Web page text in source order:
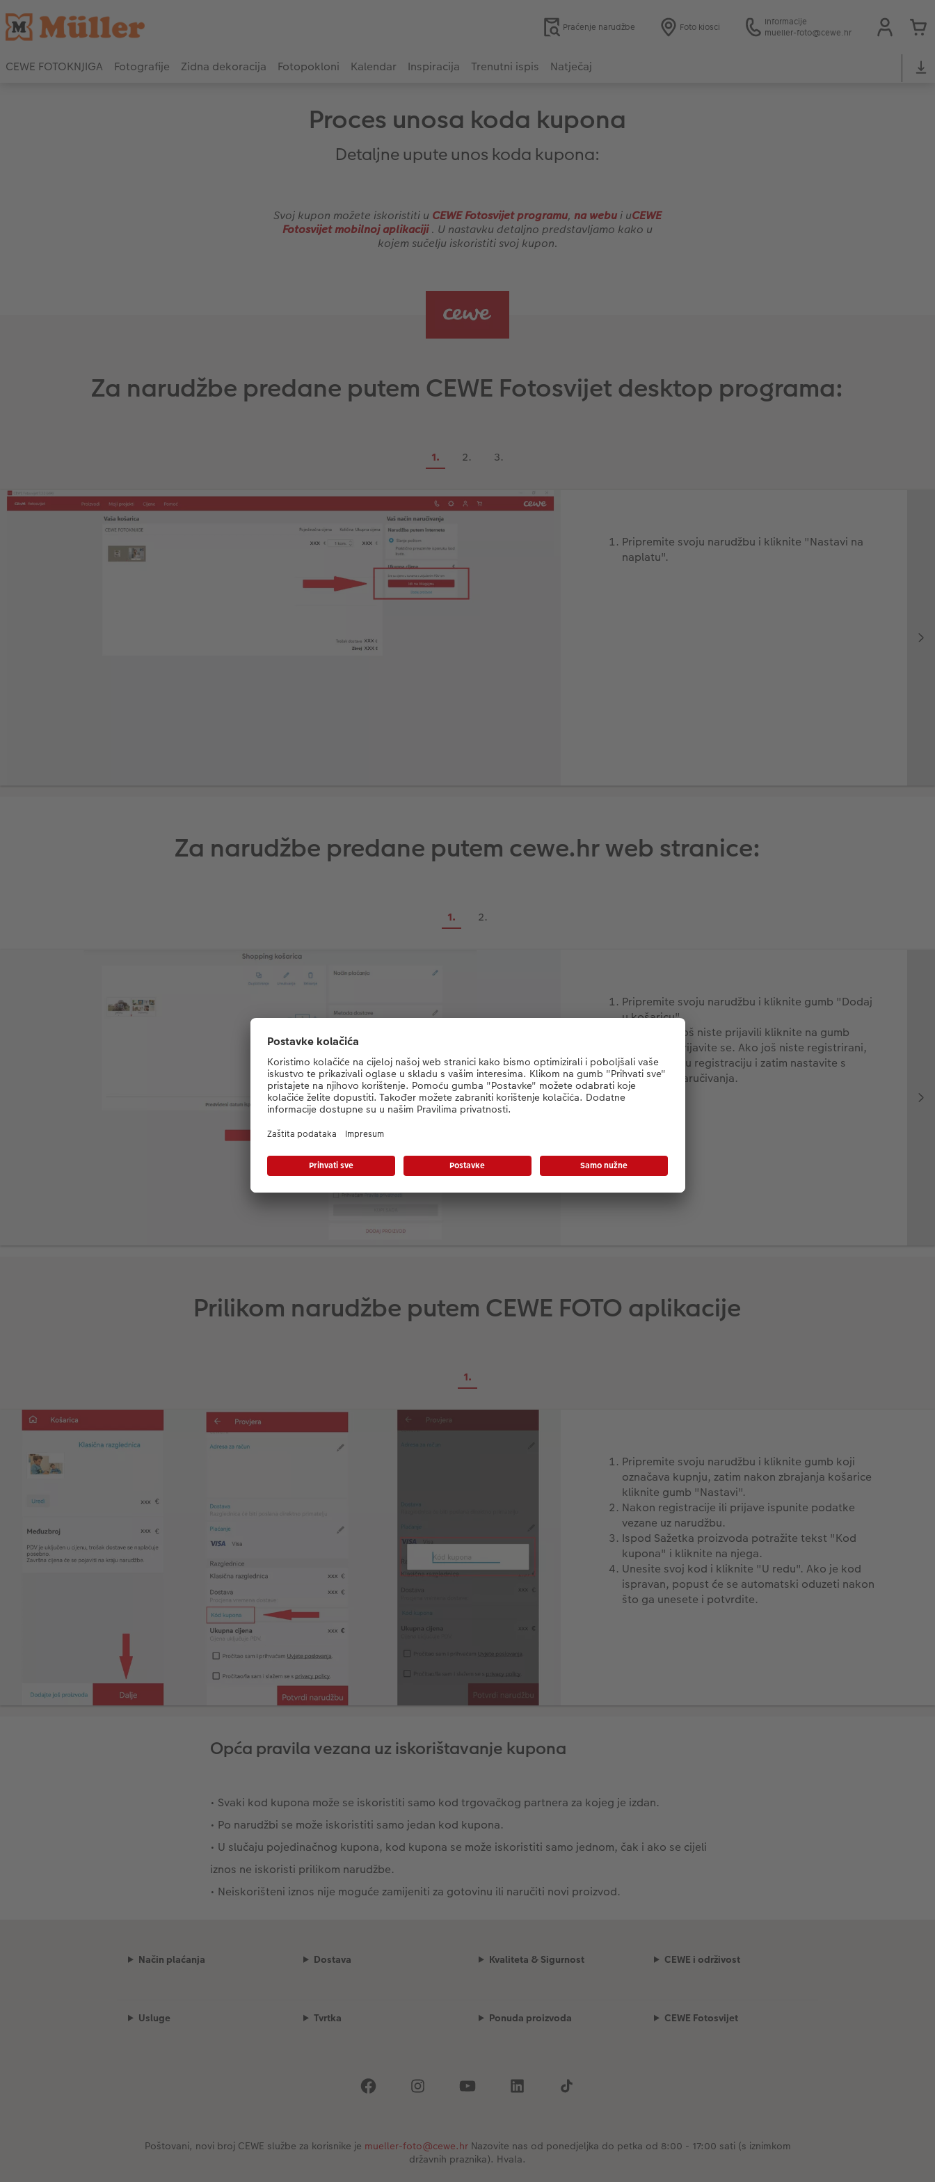
Praćenje narudžbe Foto kiosci
Informacije
mueller-foto@cewe.hr
CEWE FOTOKNJIGA Fotografije Zidna dekoracija Fotopokloni Kalendar Inspiracija Trenutni ispis Natječaj
Proces unosa koda kupona
Detaljne upute unos koda kupona:
Svoj kupon možete iskoristiti u CEWE Fotosvijet programu, na webu i uCEWE
Fotosvijet mobilnoj aplikaciji. U nastavku detaljno predstavljamo kako u
kojem sučelju iskoristiti svoj kupon.
Za narudžbe predane putem CEWE Fotosvijet desktop programa:
Za narudžbe predane putem cewe.hr web stranice:
Prilikom narudžbe putem CEWE FOTO aplikacije
Opća pravila vezana uz iskorištavanje kupona
• Svaki kod kupona može se iskoristiti samo kod trgovačkog partnera za kojeg je izdan.
• Po narudžbi se može iskoristiti samo jedan kod kupona.
• U slučaju pojedinačnog kupona, kod kupona se može iskoristiti samo jednom, čak i ako se cijeli
iznos ne iskoristi prilikom narudžbe.
• Neiskorišteni iznos nije moguće zamijeniti za gotovinu ili naručiti novi proizvod.
Način plaćanja Dostava Kvaliteta & Sigurnost CEWE i održivost
Usluge Tvrtka Ponuda proizvoda CEWE Fotosvijet
Poštovani, novi broj CEWE službe za korisnike je mueller-foto@cewe.hrNazovite nas od ponedjeljka do petka od 8:00 - 17:00 sati (s iznimkom
državnih praznika). Hvala.